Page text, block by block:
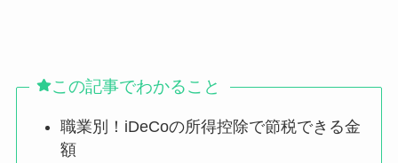
この記事でわかること
職業別！iDeCoの所得控除で節税できる金
額